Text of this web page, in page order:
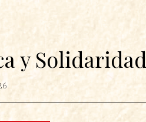
y Solidaridad